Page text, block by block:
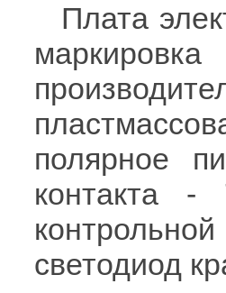
Плата
полярное
контакта
светодиод